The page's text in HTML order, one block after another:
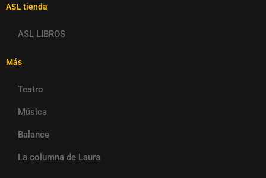
ASL tienda
ASL LIBROS
Más
Teatro
Música
Balance
La columna de Laura